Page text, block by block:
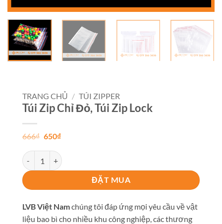
TRANG CHỦ / TÚI ZIPPER
Túi Zip Chỉ Đỏ, Túi Zip Lock
666₫ Giá
là:
666₫.
650₫Giá
là:
650₫.
Túi Zip Chỉ Đỏ, Túi Zip Lock số lượng
ĐẶT MUA
LVB Việt Namchúng tôi đáp ứng mọi yêu cầu về vật
liệu bao bì cho nhiều khu công nghiệp, các thương